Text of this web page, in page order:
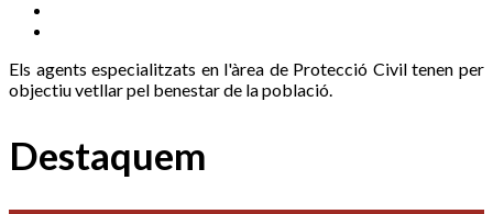
Els agents especialitzats en l'àrea de Protecció Civil tenen per
objectiu vetllar pel benestar de la població.
Destaquem